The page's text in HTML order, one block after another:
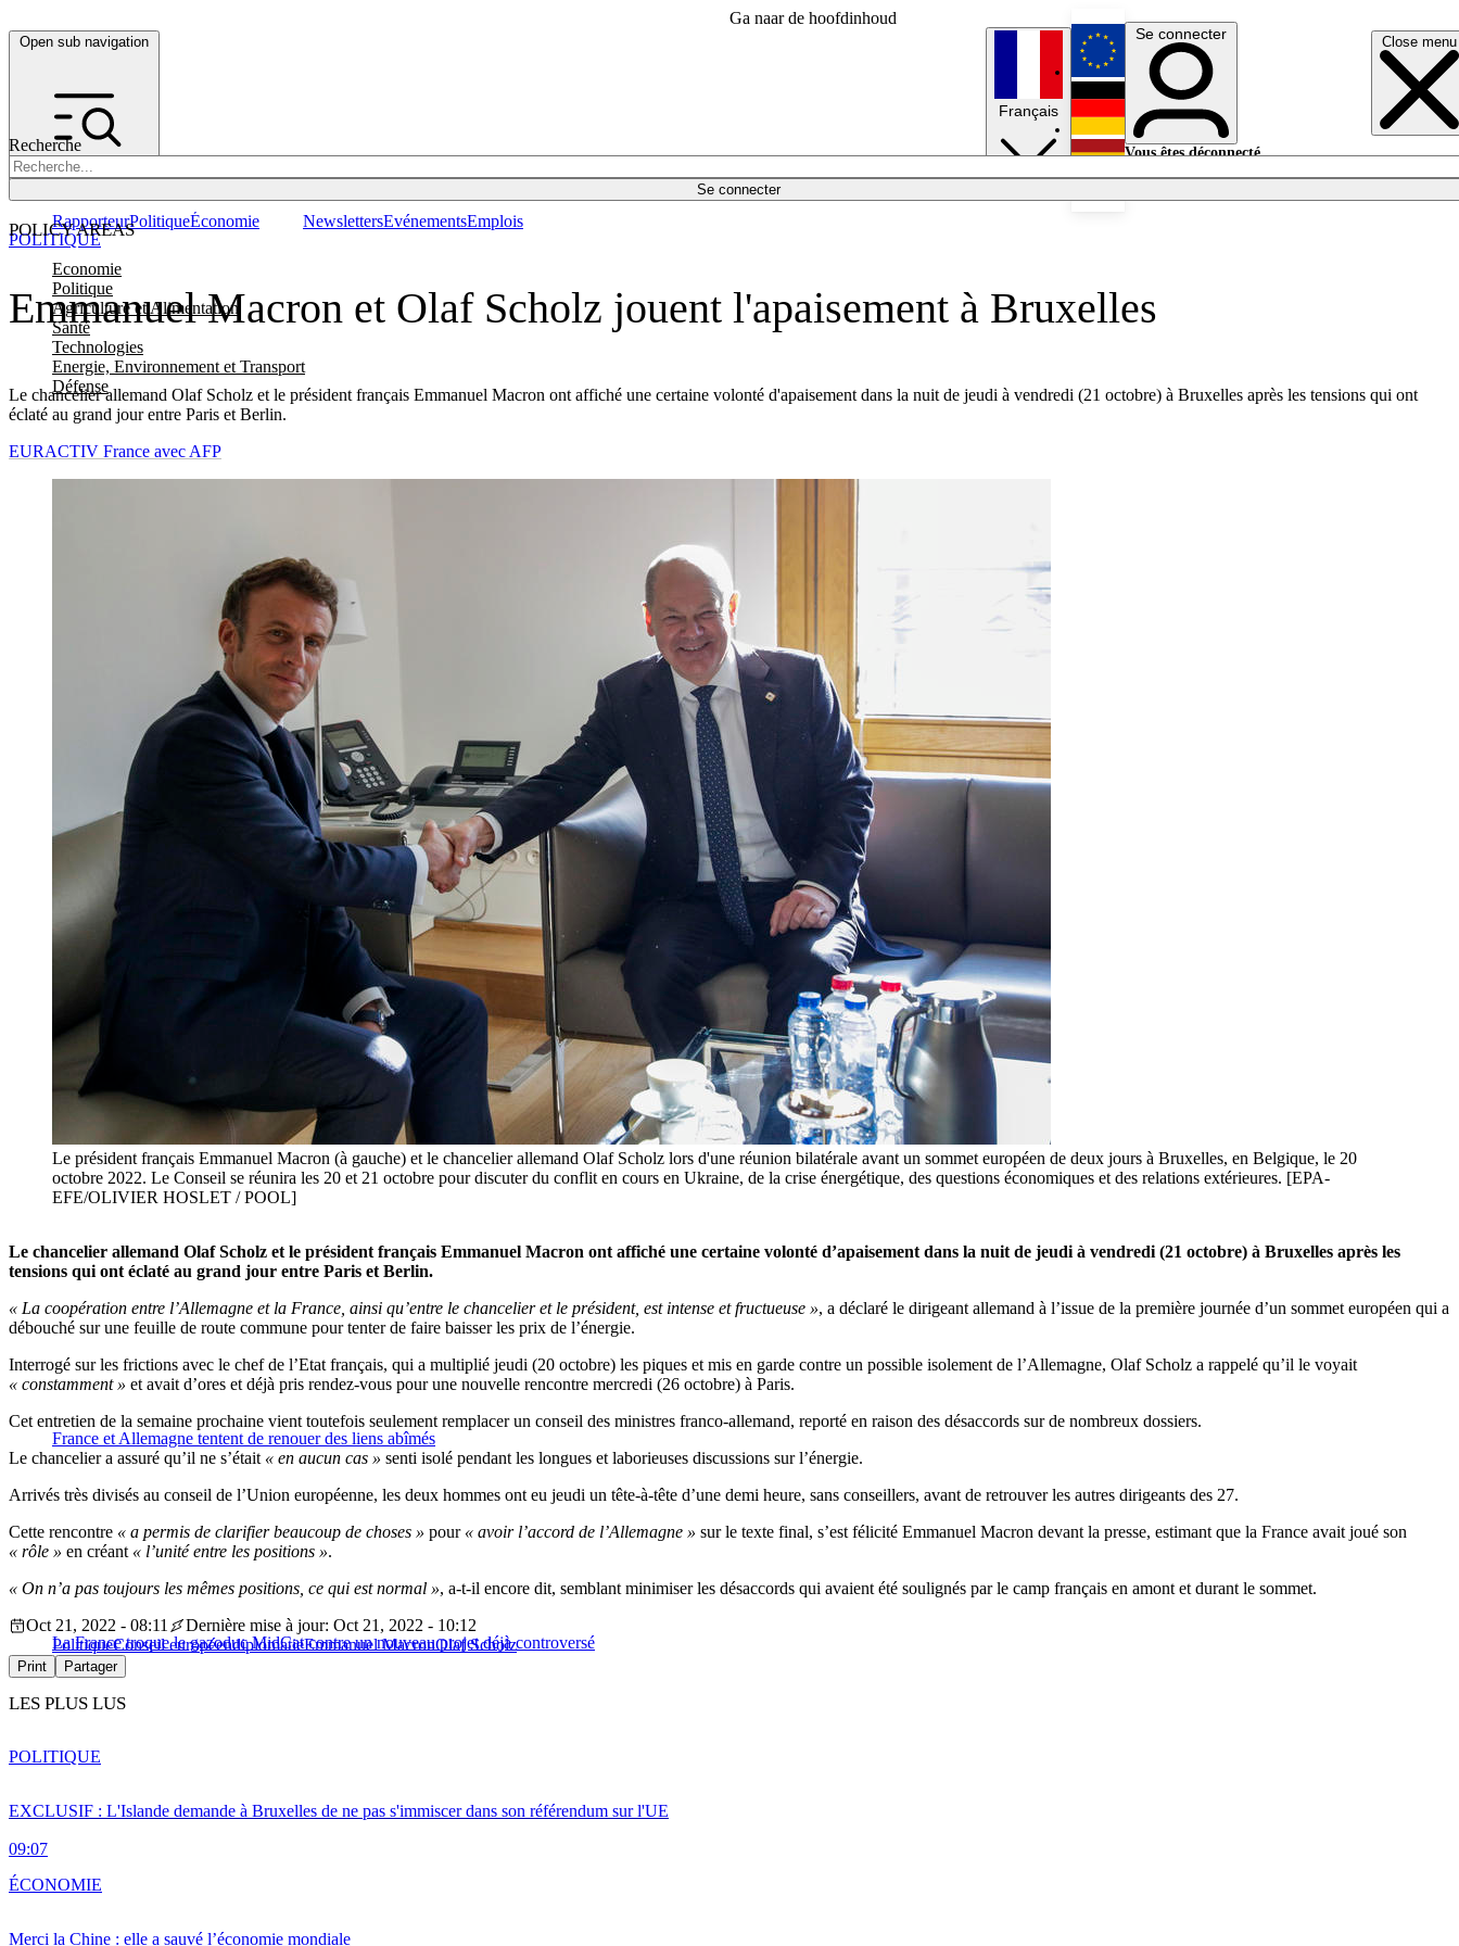
Ga naar de hoofdinhoud
Open sub navigation Close menu
Recherche
Se connecter
POLICY AREAS
Economie
Politique
Agriculture et Alimentation
Santé
Technologies
Energie, Environnement et Transport
Défense
RapporteurPolitiqueÉconomie NewslettersEvénementsEmplois
Français
English
Deutsch
Se connecter
Vous êtes déconnecté.
Emmanuel Macron et Olaf Scholz jouent l'apaisement à Bruxelles
Le chancelier allemand Olaf Scholz et le président français Emmanuel Macron ont affiché une certaine volonté d'apaisement dans la nuit de jeudi à vendredi (21 octobre) à Bruxelles après les tensions qui ont
éclaté au grand jour entre Paris et Berlin.
POLITIQUE
EURACTIV France avec AFP
Le président français Emmanuel Macron (à gauche) et le chancelier allemand Olaf Scholz lors d'une réunion bilatérale avant un sommet européen de deux jours à Bruxelles, en Belgique, le 20
octobre 2022. Le Conseil se réunira les 20 et 21 octobre pour discuter du conflit en cours en Ukraine, de la crise énergétique, des questions économiques et des relations extérieures. [EPA-
EFE/OLIVIER HOSLET / POOL]
Le chancelier allemand Olaf Scholz et le président français Emmanuel Macron ont affiché une certaine volonté d’apaisement dans la nuit de jeudi à vendredi (21 octobre) à Bruxelles après les
tensions qui ont éclaté au grand jour entre Paris et Berlin.
« La coopération entre l’Allemagne et la France, ainsi qu’entre le chancelier et le président, est intense et fructueuse », a déclaré le dirigeant allemand à l’issue de la première journée d’un sommet européen qui a
débouché sur une feuille de route commune pour tenter de faire baisser les prix de l’énergie.
Interrogé sur les frictions avec le chef de l’Etat français, qui a multiplié jeudi (20 octobre) les piques et mis en garde contre un possible isolement de l’Allemagne, Olaf Scholz a rappelé qu’il le voyait
« constamment » et avait d’ores et déjà pris rendez-vous pour une nouvelle rencontre mercredi (26 octobre) à Paris.
France et Allemagne tentent de renouer des liens abîmés
Cet entretien de la semaine prochaine vient toutefois seulement remplacer un conseil des ministres franco-allemand, reporté en raison des désaccords sur de nombreux dossiers.
Le chancelier a assuré qu’il ne s’était « en aucun cas » senti isolé pendant les longues et laborieuses discussions sur l’énergie.
Arrivés très divisés au conseil de l’Union européenne, les deux hommes ont eu jeudi un tête-à-tête d’une demi heure, sans conseillers, avant de retrouver les autres dirigeants des 27.
Cette rencontre « a permis de clarifier beaucoup de choses » pour« avoir l’accord de l’Allemagne » sur le texte final, s’est félicité Emmanuel Macron devant la presse, estimant que la France avait joué son
« rôle » en créant « l’unité entre les positions ».
« On n’a pas toujours les mêmes positions, ce qui est normal », a-t-il encore dit, semblant minimiser les désaccords qui avaient été soulignés par le camp français en amont et durant le sommet.
La France troque le gazoduc MidCat contre un nouveau projet déjà controversé
Oct 21, 2022 - 08:11
Dernière mise à jour: Oct 21, 2022 - 10:12
PolitiqueConseil européendiplomatieEmmanuel MacronOlaf Scholz
Print Partager
LES PLUS LUS
EXCLUSIF : L'Islande demande à Bruxelles de ne pas s'immiscer dans son référendum sur l'UE
09:07
POLITIQUE
Merci la Chine : elle a sauvé l’économie mondiale
ÉCONOMIE